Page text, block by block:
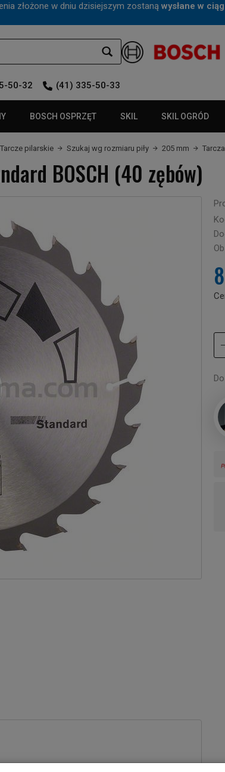
złożone w dniu dzisiejszym zostaną wysłane w
50-32 (41) 335-50-33
BOSCH OSPRZĘT SKIL SKIL OGRÓD
Tarcze pilarskie Szukaj wg rozmiaru piły 205 mm
BOSCH (40 zębów)